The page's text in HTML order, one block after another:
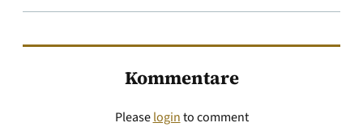
Kommentare
Pleaseloginto comment